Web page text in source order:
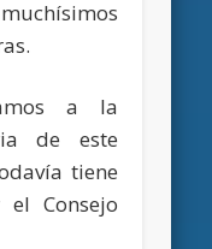
a la
de este
tiene
Consejo